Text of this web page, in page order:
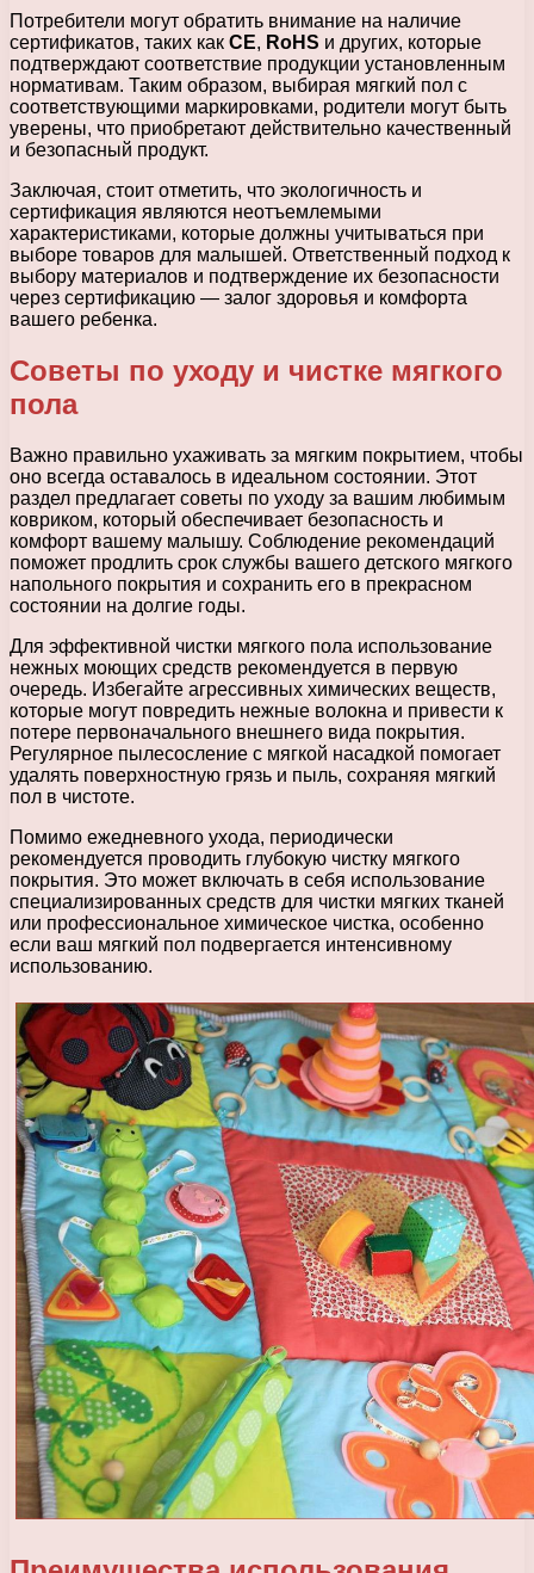
Потребители могут обратить внимание на наличие
сертификатов, таких как CE, RoHS и других, которые
подтверждают соответствие продукции установленным
нормативам. Таким образом, выбирая мягкий пол с
соответствующими маркировками, родители могут быть
уверены, что приобретают действительно качественный
и безопасный продукт.
Заключая, стоит отметить, что экологичность и
сертификация являются неотъемлемыми
характеристиками, которые должны учитываться при
выборе товаров для малышей. Ответственный подход к
выбору материалов и подтверждение их безопасности
через сертификацию — залог здоровья и комфорта
вашего ребенка.
Советы по уходу и чистке мягкого
пола
Важно правильно ухаживать за мягким покрытием, чтобы
оно всегда оставалось в идеальном состоянии. Этот
раздел предлагает советы по уходу за вашим любимым
ковриком, который обеспечивает безопасность и
комфорт вашему малышу. Соблюдение рекомендаций
поможет продлить срок службы вашего детского мягкого
напольного покрытия и сохранить его в прекрасном
состоянии на долгие годы.
Для эффективной чистки мягкого пола использование
нежных моющих средств рекомендуется в первую
очередь. Избегайте агрессивных химических веществ,
которые могут повредить нежные волокна и привести к
потере первоначального внешнего вида покрытия.
Регулярное пылесосление с мягкой насадкой помогает
удалять поверхностную грязь и пыль, сохраняя мягкий
пол в чистоте.
Помимо ежедневного ухода, периодически
рекомендуется проводить глубокую чистку мягкого
покрытия. Это может включать в себя использование
специализированных средств для чистки мягких тканей
или профессиональное химическое чистка, особенно
если ваш мягкий пол подвергается интенсивному
использованию.